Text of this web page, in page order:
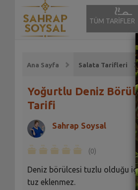
TÜM TARİFLER
Ana Sayfa Salata Tarifleri
Yoğurtlu Deniz
Tarifi
Sahrap Soysal
(0)
Deniz börülcesi tuzlu olduğu
tuz eklenmez.